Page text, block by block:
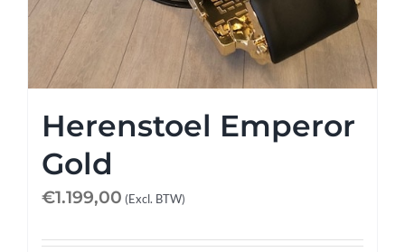
Herenstoel Emperor
Gold
€1.199,00 (Excl. BTW)